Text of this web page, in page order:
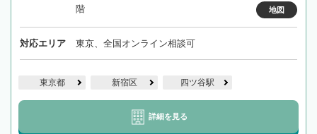
階
地図
対応エリア 東京、全国オンライン相談可
東京都 新宿区 四ツ谷駅
詳細を見る